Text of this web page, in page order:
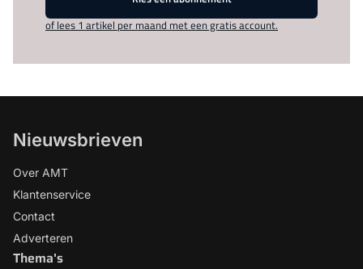
of lees 1 artikel per maand met een gratis account.
Nieuwsbrieven
Over AMT
Klantenservice
Contact
Adverteren
Thema's